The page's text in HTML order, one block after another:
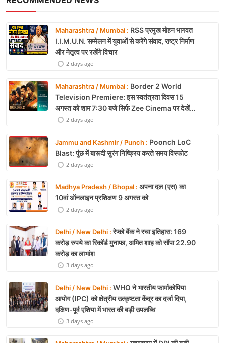
Maharashtra / Mumbai : RSS प्रमुख मोहन भागवत
I.I.M.U.N. सम्मेलन में युवाओं से करेंगे संवाद, राष्ट्र निर्माण
और नेतृत्व पर रखेंगे विचार
2 days ago
Maharashtra / Mumbai : Border 2 World
Television Premiere: इस स्वतंत्रता दिवस 15
अगस्त को शाम 7:30 बजे सिर्फ Zee Cinema पर देखें
बॉर्डर 22 days ago
Jammu and Kashmir / Punch : Poonch LoC
Blast: पुंछ में बारूदी सुरंग निष्क्रिय करते समय विस्फोट
2 days ago
Madhya Pradesh / Bhopal : अपना दल (एस) का
10वां ऑनलाइन प्रशिक्षण 9 अगस्त को
2 days ago
Delhi / New Delhi :रेप्को बैंक ने रचा इतिहास: 169
करोड़ रुपये का रिकॉर्ड मुनाफा, अमित शाह को सौंपा 22.90
करोड़ का लाभांश
3 days ago
Delhi / New Delhi : WHO ने भारतीय फार्माकोपिया
आयोग (IPC) को क्षेत्रीय उत्कृष्टता केंद्र का दर्जा दिया,
दक्षिण-पूर्व एशिया में भारत की बड़ी उपलब्धि
3 days ago